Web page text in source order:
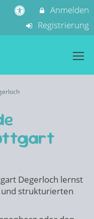
Anmelden
Registrierung
Degerloch lernst
und strukturierten